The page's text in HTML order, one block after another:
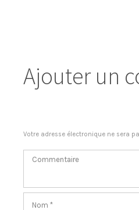
Ajouter un
Votre adresse électronique ne sera